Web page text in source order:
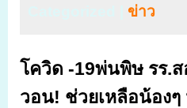
ข่าว
โควิด -19พ่นพิษ รร.
วอน! ช่วยเหลือน้อง